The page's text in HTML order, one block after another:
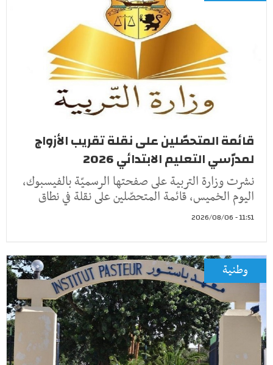
قائمة المتحصّلين على نقلة تقريب الأزواج
لمدرّسي التعليم الابتدائي 2026
نشرت وزارة التربية على صفحتها الرسميّة بالفيسبوك،
اليوم الخميس، قائمة المتحصّلين على نقلة في نطاق
11:51 - 2026/08/06
وطنية